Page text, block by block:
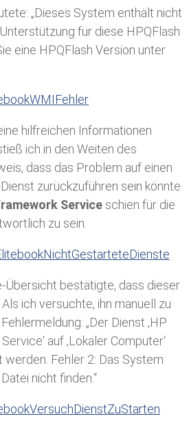
„Dieses System enthält nicht
für diese HPQFlash
eine HPQFlash Version unter
hilfreichen Informationen
ich in den Weiten des
dass das Problem auf einen
zurückzuführen sein könnte
Service schien für die
zu sein.
Übersicht bestätigte, dass dieser
ich versuchte, ihn manuell zu
„Der Dienst ‚HP
auf ‚Lokaler Computer‘
Fehler 2: Das System
nicht finden.“